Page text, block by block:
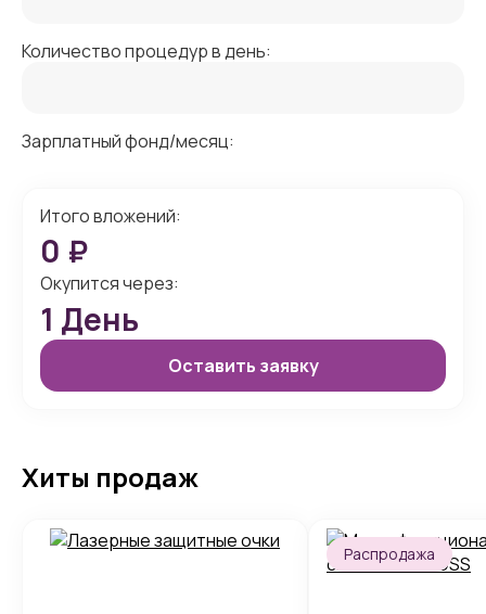
Количество процедур в день:
Зарплатный фонд/месяц:
Итого вложений:
0 ₽
Окупится через:
1 День
Оставить заявку
Хиты продаж
Распродажа